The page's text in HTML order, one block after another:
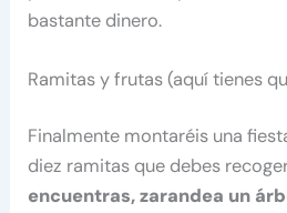
bastante dinero.
Ramitas y frutas (aquí tienes
Finalmente montaréis una
diez ramitas que debes
encuentras, zarandea un